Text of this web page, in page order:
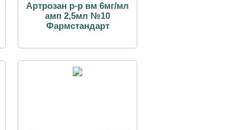
Артрозан р-р вм 6мг/мл
амп 2,5мл №10
Фармстандарт